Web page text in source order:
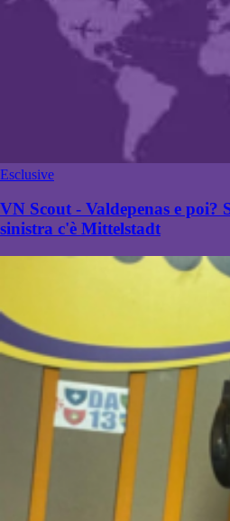
Esclusive
VN Scout - Valdepenas e poi?
sinistra c'è Mittelstadt